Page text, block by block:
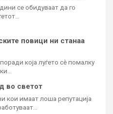
се обидуваат да го
повици ни станаа
која луѓето сè помалку
во светот
кои имаат лоша репутација